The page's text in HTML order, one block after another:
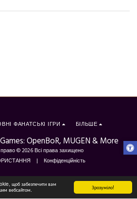
Зрозуміло!
щоб забезпечити вам
вебсайтом.
OpenBoR, MUGEN & More
© 2026 Всі права захищено
| Конфіденційність
ФАНАТСЬКІ ІГРИ БІЛЬШЕ
ПІДПИСАТИСЯ